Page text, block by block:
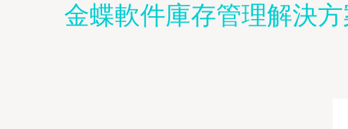
金蝶軟件庫存管理解決